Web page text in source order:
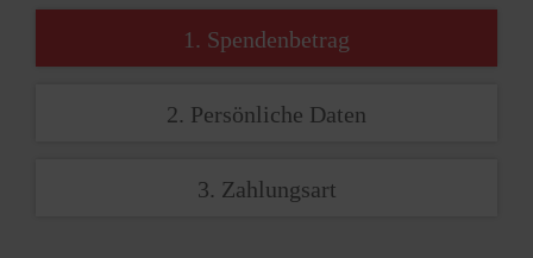
1. Spendenbetrag
2. Persönliche Daten
3. Zahlungsart